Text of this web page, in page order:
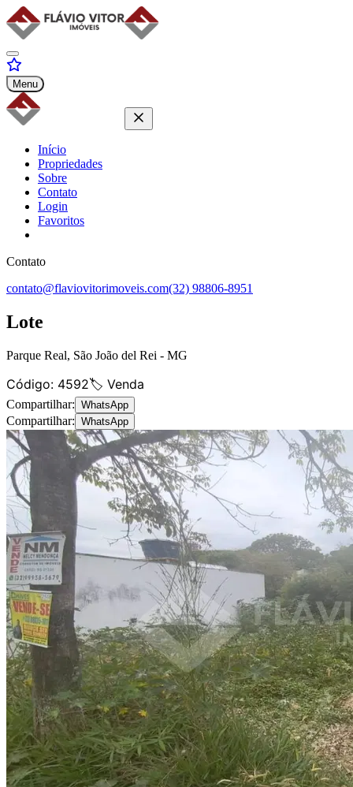
Menu
Início
Propriedades
Sobre
Contato
Login
Favoritos
Contato
contato@flaviovitorimoveis.com(32) 98806-8951
Lote
Parque Real, São João del Rei - MG
Código: 4592🏷️ Venda
Compartilhar: WhatsApp
Compartilhar: WhatsApp